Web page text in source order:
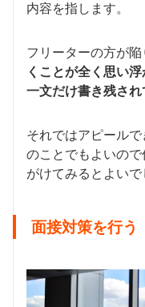
内容を指します。
フリーターの方が陥
くことが全く思い
一文だけ書き残さ
それではアピール
のことでもよいの
がけてみるとよいで
面接対策を行う